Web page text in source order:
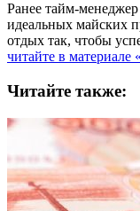
Ранее тайм-
идеальных майских
отдых так, чтобы
читайте в материале
Читайте также: